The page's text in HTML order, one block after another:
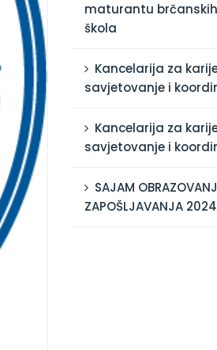
maturantu
škola
Kancelarija za
savjetovanje i
Kancelarija za
savjetovanje i
SAJAM
ZAPOŠLJAVANJA